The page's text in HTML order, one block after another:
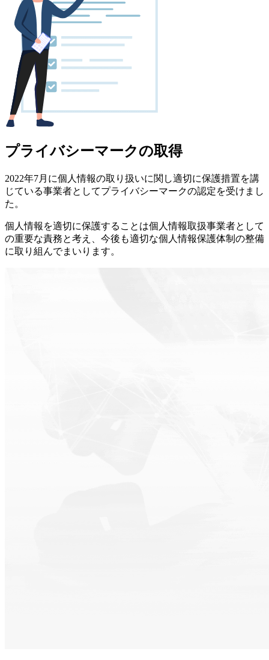
プライバシーマークの取得
2022年7月に個人情報の取り扱いに関し適切に保護措置を講
じている事業者としてプライバシーマークの認定を受けまし
た。
個人情報を適切に保護することは個人情報取扱事業者として
の重要な責務と考え、今後も適切な個人情報保護体制の整備
に取り組んでまいります。